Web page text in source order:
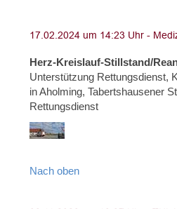
Herz-Kreislauf-Stillstand/
Unterstützung Rettungsdienst,
in Aholming, Tabertshausener
Rettungsdienst
Nach oben